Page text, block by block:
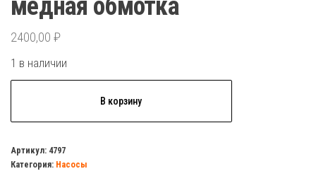
медная обмотка
2400,00 ₽
1 в наличии
вибрационный
AQUALINK
В корзину
Артикул: 4797
Категория: Насосы